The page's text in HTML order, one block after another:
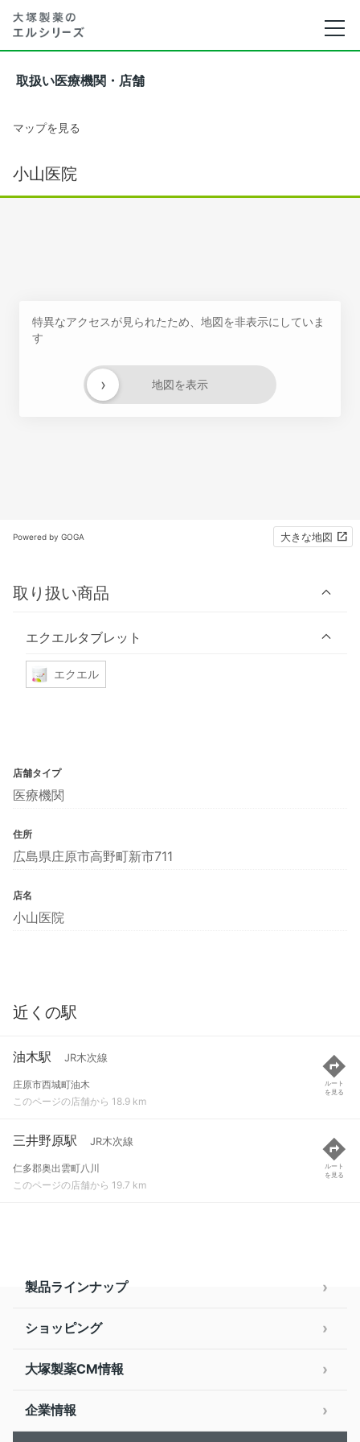
取扱い医療機関・店舗
マップを見る
小山医院
特異なアクセスが見られたため、地図を非表示にしていま
す
地図を表示
›
Powered by GOGA 大きな地図
取り扱い商品
エクエルタブレット
エクエル
店舗タイプ
医療機関
住所
広島県庄原市高野町新市711
店名
小山医院
近くの駅
油木駅 JR木次線
庄原市西城町油木
このページの店舗から 18.9 km
ルート
を見る
三井野原駅 JR木次線
仁多郡奥出雲町八川
このページの店舗から 19.7 km
ルート
を見る
製品ラインナップ
ショッピング
大塚製薬CM情報
企業情報